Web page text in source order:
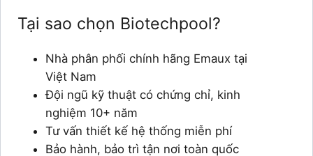
Tại sao chọn Biotechpool?
Nhà phân phối chính hãng Emaux tại
Việt Nam
Đội ngũ kỹ thuật có chứng chỉ, kinh
nghiệm 10+ năm
Tư vấn thiết kế hệ thống miễn phí
Bảo hành, bảo trì tận nơi toàn quốc